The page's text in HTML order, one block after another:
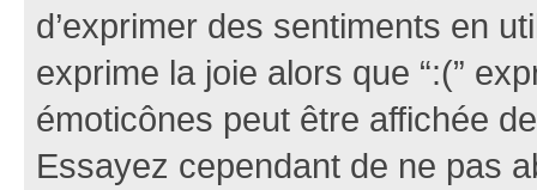
d’exprimer des sentiments en
exprime la joie alors que “:(”
émoticônes peut être affichée
Essayez cependant de ne pas